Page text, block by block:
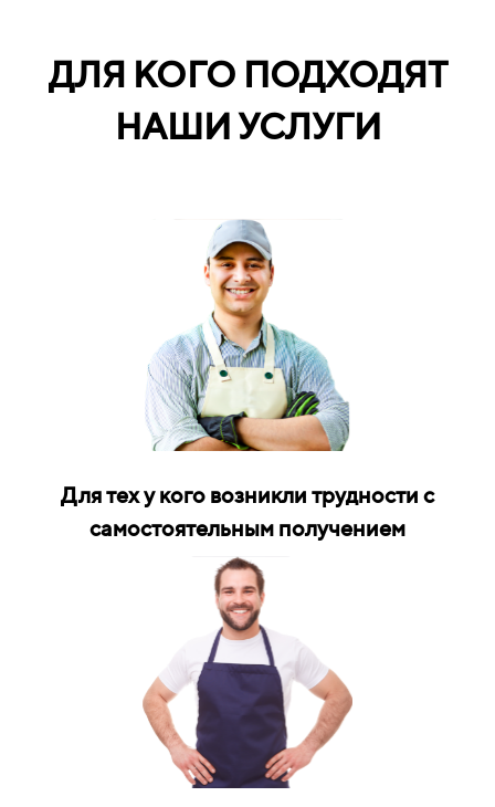
ДЛЯ КОГО ПОДХОДЯТ
НАШИ УСЛУГИ
Для тех у кого возникли трудности с
самостоятельным получением